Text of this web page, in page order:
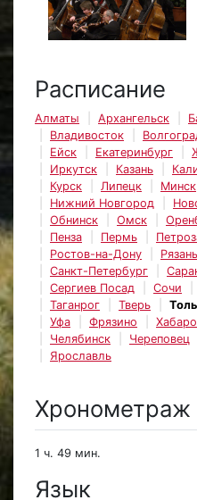
Расписание
Алматы Архангельск
Владивосток
Ейск
Екатеринбург
Иркутск
Казань
Курск
Липецк Минск
Нижний Новгород
Обнинск
Омск
Пенза
Пермь
Ростов-на-Дону
Рязань
Санкт-Петербург
Сергиев Посад
Сочи
Таганрог
Тверь
Уфа
Фрязино
Челябинск
Череповец
Ярославль
Хронометраж
1 ч. 49 мин.
Язык